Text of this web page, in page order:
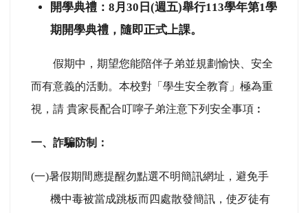
開學典禮：8月30日(週五)舉行113學年第1學
期開學典禮，隨即正式上課。
假期中，期望您能陪伴子弟並規劃愉快、安全
而有意義的活動。本校對「學生安全教育」極為重
視，請 貴家長配合叮嚀子弟注意下列安全事項︰
一、詐騙防制：
(一)暑假期間應提醒勿點選不明簡訊網址，避免手
機中毒被當成跳板而四處散發簡訊，使歹徒有